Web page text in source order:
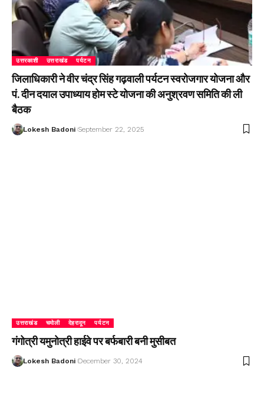
उत्तरकाशी उत्तराखंड पर्यटन
जिलाधिकारी ने वीर चंद्र सिंह गढ़वाली पर्यटन स्वरोजगार योजना और
पं. दीन दयाल उपाध्याय होम स्टे योजना की अनुश्रवण समिति की ली
बैठक
Lokesh Badoni September 22, 2025
उत्तराखंड चमोली देहरादून पर्यटन
गंगोत्री यमुनोत्री हाईवे पर बर्फबारी बनी मुसीबत
Lokesh Badoni December 30, 2024